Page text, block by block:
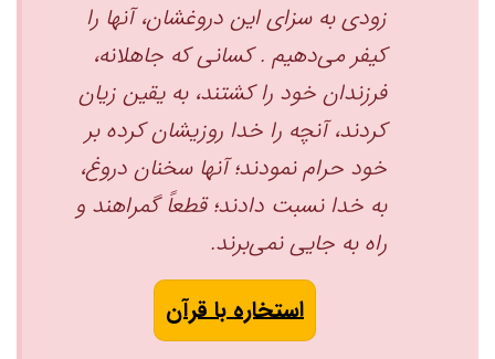
‌زودی به سزای این دروغشان، آنها را
کیفر می‌دهیم . کسانی که جاهلانه،
فرزندان خود را کشتند، به یقین زیان
کردند، آنچه را خدا روزیشان کرده بر
خود حرام نمودند؛ آنها سخنان دروغ،
به خدا نسبت دادند؛ قطعاً گمراهند و
راه به جایی نمی‌برند. ‏
استخاره با قرآن